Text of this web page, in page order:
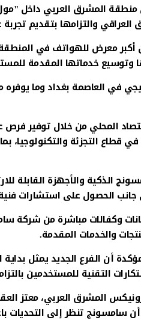
المشرق العربي داخل
والتزامها بتقديم
معرض للهواتف في المنطقة
وتوسيع خدماتها المقدمة
في العاصمة بغداد وما
المحلي من خلال توفير فرص
قطاع التجزئة
الذكية والأجهزة القابلة
جانب الحصول على استشارات
وكفالات مباشرة من شركة
والخدمات المقدمة.
أن الفرع الجديد يمثل
التقنية للمستخدمين
المشرق العربي، معتز
تنظر إلى التحديات